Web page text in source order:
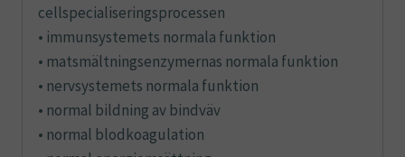
cellspecialiseringsprocessen
• immunsystemets normala funktion
• matsmältningsenzymernas normala funktion
• nervsystemets normala funktion
• normal bildning av bindväv
• normal blodkoagulation